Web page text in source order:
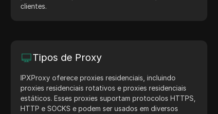
clientes.
Tipos de Proxy
IPXProxy oferece proxies residenciais, incluindo
proxies residenciais rotativos e proxies residenciais
estáticos. Esses proxies suportam protocolos HTTPS,
HTTP e SOCKS e podem ser usados em diversos